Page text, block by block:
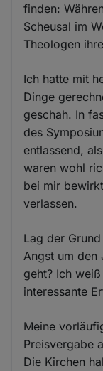
finden:
Scheusal im
Theologen
Ich hatte mit
Dinge
geschah. In
des
entlassend,
waren wohl
bei mir
verlassen.
Lag der
Angst um den
geht? Ich
interessante
Meine
Preisvergabe
Die Kirchen